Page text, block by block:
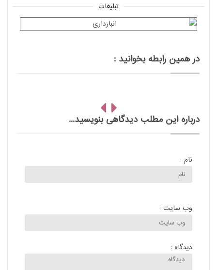
تبلیغات
در همین رابطه بخوانید :
درباره این مطلب دیدگاهی بنویسید...
نام :
وب سایت :
دیدگاه :